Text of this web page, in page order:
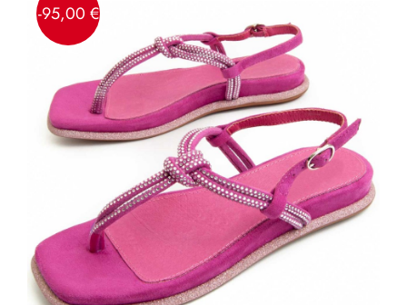
-95,00 €